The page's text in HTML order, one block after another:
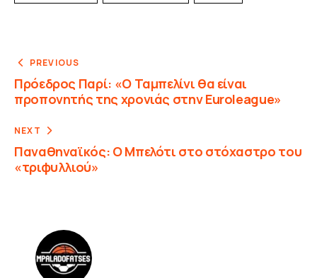
PREVIOUS
Πρόεδρος Παρί: «Ο Ταμπελίνι θα είναι
προπονητής της χρονιάς στην Euroleague»
NEXT
Παναθηναϊκός: Ο Μπελότι στο στόχαστρο του
«τριφυλλιού»